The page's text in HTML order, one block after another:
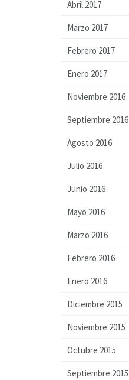
Abril 2017
Marzo 2017
Febrero 2017
Enero 2017
Noviembre 2016
Septiembre 2016
Agosto 2016
Julio 2016
Junio 2016
Mayo 2016
Marzo 2016
Febrero 2016
Enero 2016
Diciembre 2015
Noviembre 2015
Octubre 2015
Septiembre 2015